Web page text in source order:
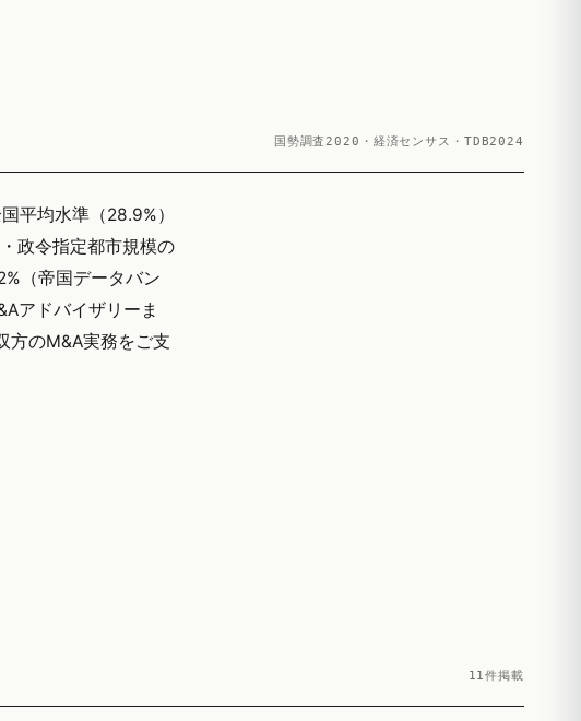
国勢調査2020・経済センサス・TDB2024
平均水準（28.9%）
政令指定都市規模の
（帝国データバン
アドバイザリーま
方のM&A実務をご支
11件掲載